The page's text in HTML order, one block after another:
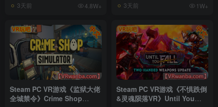
3天前 4.8W+ 3天前 1W+
Steam PC VR游戏《监狱大佬
全城禁令》Crime Shop
Steam PC VR游戏《不惧跌倒
&灵魂陨落VR》Until You